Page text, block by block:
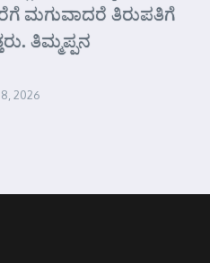
ಮಗುವಾದರೆ ತಿರುಪತಿಗೆ
ತಿಮ್ಮಪ್ಪನ
2026